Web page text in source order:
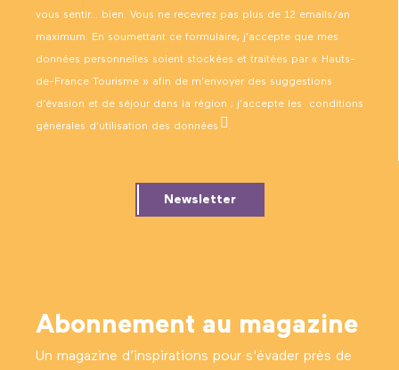
vous sentir… bien. Vous ne recevrez pas plus de 12 emails/an
maximum. En soumettant ce formulaire, j’accepte que mes
données personnelles soient stockées et traitées par « Hauts-
de-France Tourisme » afin de m’envoyer des suggestions
d’évasion et de séjour dans la région ; j’accepte les conditions
générales d’utilisation des données .
Newsletter
Abonnement au magazine
Un magazine d’inspirations pour s'évader près de